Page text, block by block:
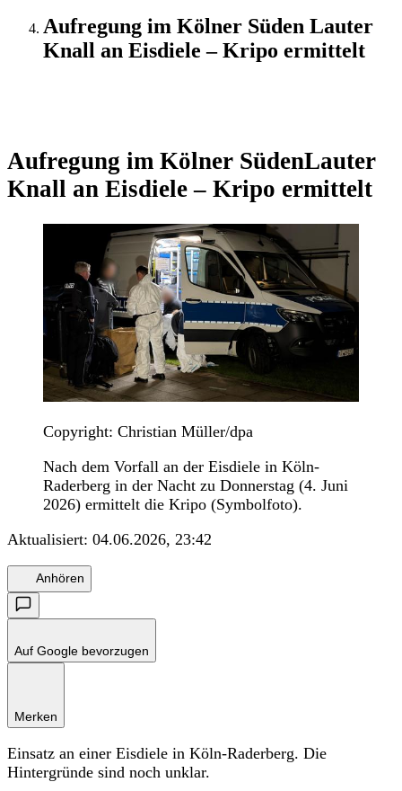
Aufregung im Kölner Süden Lauter
Knall an Eisdiele – Kripo ermittelt
Aufregung im Kölner SüdenLauter
Knall an Eisdiele – Kripo ermittelt
Copyright: Christian Müller/dpa
Nach dem Vorfall an der Eisdiele in Köln-
Raderberg in der Nacht zu Donnerstag (4. Juni
2026) ermittelt die Kripo (Symbolfoto).
Aktualisiert: 04.06.2026, 23:42
Anhören
Auf Google bevorzugen
Merken
Einsatz an einer Eisdiele in Köln-Raderberg. Die
Hintergründe sind noch unklar.